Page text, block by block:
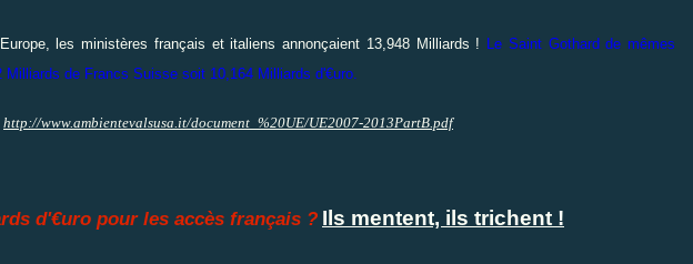
les ministères français et italiens annonçaient 13,948 Milliards !
Le Saint Gothard de mêmes
de Francs Suisse soit 10,164 Milliards d'€uro.
http://www.ambientevalsusa.it/document_%20UE/UE2007-2013PartB.pdf
d'€uro pour les accès français ? Ils mentent, ils trichent !